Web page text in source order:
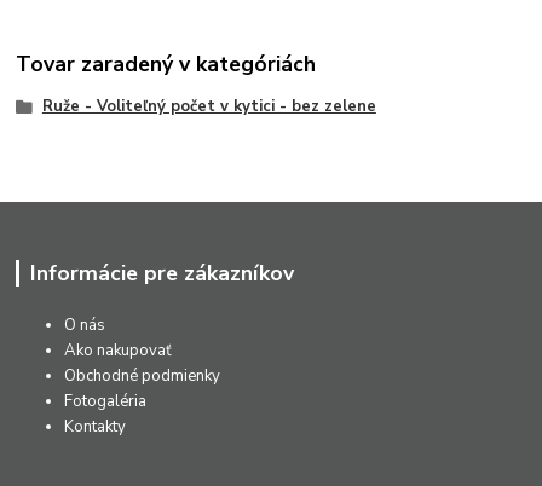
Tovar zaradený v kategóriách
Ruže - Voliteľný počet v kytici - bez zelene
Informácie pre zákazníkov
O nás
Ako nakupovať
Obchodné podmienky
Fotogaléria
Kontakty